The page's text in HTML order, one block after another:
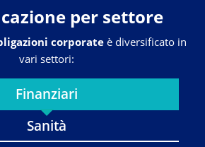
per settore
corporate è diversificato in
vari settori:
Finanziari
Sanità